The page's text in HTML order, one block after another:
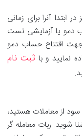
ابتدا آنرا برای زمانی
دمو یا آزمایشی تست
افتتاح حساب دمو
نمایید و باثبت نام
از معاملات هستید،
شوید. ربات معامله گر